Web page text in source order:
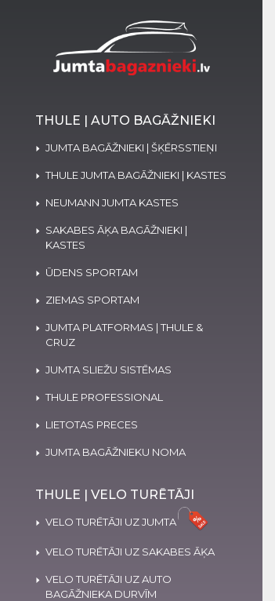
THULE | AUTO BAGĀŽNIEKI
JUMTA BAGĀŽNIEKI | ŠĶĒRSSTIEŅI
THULE JUMTA BAGĀŽNIEKI | KASTES
NEUMANN JUMTA KASTES
SAKABES ĀĶA BAGĀŽNIEKI |
KASTES
ŪDENS SPORTAM
ZIEMAS SPORTAM
JUMTA PLATFORMAS | THULE &
CRUZ
JUMTA SLIEŽU SISTĒMAS
THULE PROFESSIONAL
LIETOTAS PRECES
JUMTA BAGĀŽNIEKU NOMA
THULE | VELO TURĒTĀJI
VELO TURĒTĀJI UZ JUMTA
VELO TURĒTĀJI UZ SAKABES ĀĶA
VELO TURĒTĀJI UZ AUTO
BAGĀŽNIEKA DURVĪM